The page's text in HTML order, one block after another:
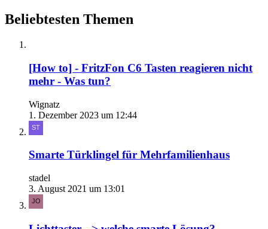
Beliebtesten Themen
[How to] - FritzFon C6 Tasten reagieren nicht
mehr - Was tun?
Wignatz
1. Dezember 2023 um 12:44
Smarte Türklingel für Mehrfamilienhaus
stadel
3. August 2021 um 13:01